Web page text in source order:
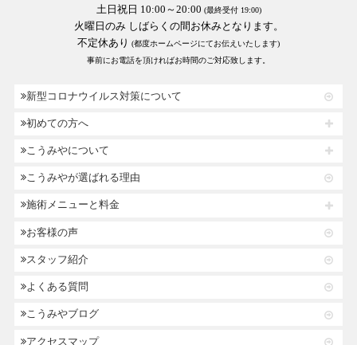
土日祝日 10:00～20:00 (最終受付 19:00)
火曜日のみ しばらくの間お休みとなります。
不定休あり (都度ホームページにてお伝えいたします)
事前にお電話を頂ければお時間のご対応致します。
新型コロナウイルス対策について
初めての方へ
こうみやについて
こうみやが選ばれる理由
施術メニューと料金
お客様の声
スタッフ紹介
よくある質問
こうみやブログ
アクセスマップ